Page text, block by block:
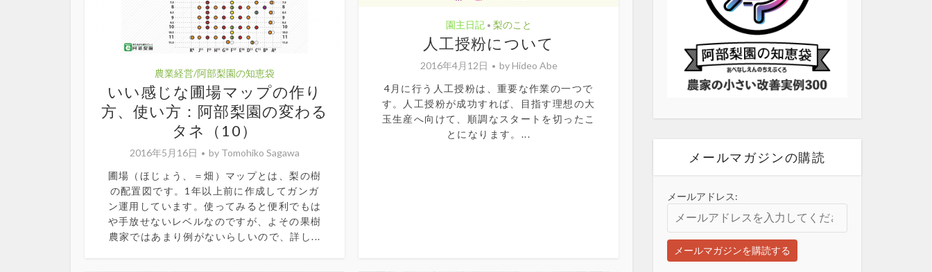
農業経営/阿部梨園の知恵袋
いい感じな圃場マップの作り
方、使い方：阿部梨園の変わる
タネ（10）
2016年5月16日 by Tomohiko Sagawa
圃場（ほじょう、＝畑）マップとは、梨の樹
の配置図です。1年以上前に作成してガンガ
ン運用しています。使ってみると便利でもは
や手放せないレベルなのですが、よその果樹
農家ではあまり例がないらしいので、詳し...
園主日記 • 梨のこと
人工授粉について
2016年4月12日 byHideo Abe
4月に行う人工授粉は、重要な作業の一つで
す。人工授粉が成功すれば、目指す理想の大
玉生産へ向けて、順調なスタートを切ったこ
とになります。...
メールマガジンの購読
メールアドレス: